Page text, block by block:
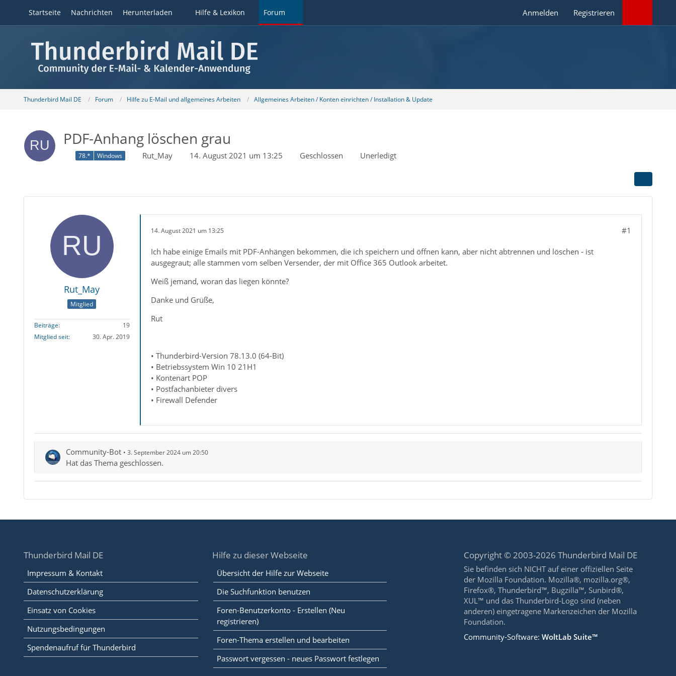
Startseite Nachrichten Herunterladen Hilfe & Lexikon Forum Anmelden Registrieren
Thunderbird Mail DE Forum Hilfe zu E-Mail und allgemeines Arbeiten Allgemeines Arbeiten / Konten einrichten / Installation & Update
PDF-Anhang löschen grau
78.* Windows Rut_May 14. August 2021 um 13:25 Geschlossen Unerledigt
Rut_May
Mitglied
Beiträge
19
Mitglied seit
30. Apr. 2019
14. August 2021 um 13:25 #1
Ich habe einige Emails mit PDF-Anhängen bekommen, die ich speichern und öffnen kann, aber nicht abtrennen und löschen - ist
ausgegraut; alle stammen vom selben Versender, der mit Office 365 Outlook arbeitet.
Weiß jemand, woran das liegen könnte?
Danke und Grüße,
Rut
• Thunderbird-Version 78.13.0 (64-Bit)
• Betriebssystem Win 10 21H1
• Kontenart POP
• Postfachanbieter divers
• Firewall Defender
Community-Bot 3. September 2024 um 20:50
Hat das Thema geschlossen.
Thunderbird Mail DE
Impressum & Kontakt
Datenschutzerklärung
Einsatz von Cookies
Nutzungsbedingungen
Spendenaufruf für Thunderbird
Hilfe zu dieser Webseite
Übersicht der Hilfe zur Webseite
Die Suchfunktion benutzen
Foren-Benutzerkonto - Erstellen (Neu
registrieren)
Foren-Thema erstellen und bearbeiten
Passwort vergessen - neues Passwort festlegen
Copyright © 2003-2026 Thunderbird Mail DE
Sie befinden sich NICHT auf einer offiziellen Seite
der Mozilla Foundation. Mozilla®, mozilla.org®,
Firefox®, Thunderbird™, Bugzilla™, Sunbird®,
XUL™ und das Thunderbird-Logo sind (neben
anderen) eingetragene Markenzeichen der Mozilla
Foundation.
Community-Software:WoltLab Suite™